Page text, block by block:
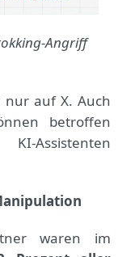
Angriff
nur auf X. Auch
betroffen
Assistenten
waren im